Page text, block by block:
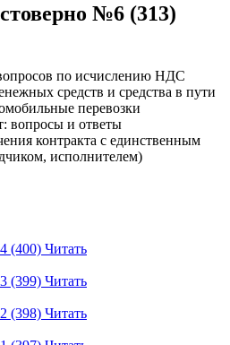
№6 (313)
по исчислению НДС
средств и средства в пути
перевозки
вопросы и ответы
контракта с единственным
исполнителем)
(400) Читать
(399) Читать
(398) Читать